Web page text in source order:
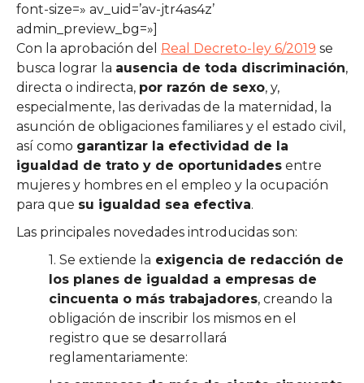
font-size=» av_uid=’av-jtr4as4z’
admin_preview_bg=»]
Con la aprobación del Real Decreto-ley 6/2019 se
busca lograr la ausencia de toda discriminación,
directa o indirecta, por razón de sexo, y,
especialmente, las derivadas de la maternidad, la
asunción de obligaciones familiares y el estado civil,
así como garantizar la efectividad de la
igualdad de trato y de oportunidades entre
mujeres y hombres en el empleo y la ocupación
para que su igualdad sea efectiva.
Las principales novedades introducidas son:
1. Se extiende la exigencia de redacción de
los planes de igualdad a empresas de
cincuenta o más trabajadores, creando la
obligación de inscribir los mismos en el
registro que se desarrollará
reglamentariamente: